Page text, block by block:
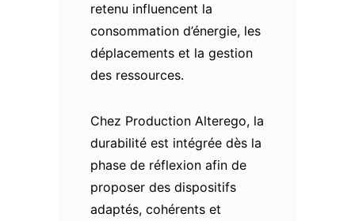
retenu influencent la
consommation d’énergie, les
déplacements et la gestion
des ressources.
Chez Production Alterego, la
durabilité est intégrée dès la
phase de réflexion afin de
proposer des dispositifs
adaptés, cohérents et